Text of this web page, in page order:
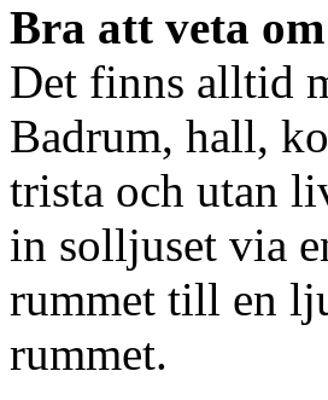
Bra att veta
Det finns alltid
Badrum, hall,
trista och utan
in solljuset via
rummet till en
rummet.